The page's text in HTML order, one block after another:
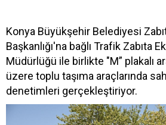
Konya Büyükşehir Belediyesi
Başkanlığı'na bağlı Trafik Zabıta
Müdürlüğü ile birlikte "M” plakalı
üzere toplu taşıma araçlarında
denetimleri gerçekleştiriyor.